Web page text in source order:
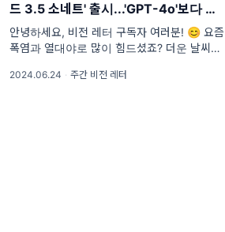
#AI에이전트 (33)
#AI혁신 (33)
#AI인프라 (32)
#데이터센터 (31)
#디지털전환 (31)
#AI윤리 (31)
드 3.5 소네트' 출시...'GPT-4o'보다 뛰
어난 최고 성능
안녕하세요, 비전 레터 구독자 여러분! 😊 요즘
폭염과 열대야로 많이 힘드셨죠? 더운 날씨에
지내고 계신지 궁금합니다. 이번 주 비전 레
2024.06.24 · 주간 비전 레터